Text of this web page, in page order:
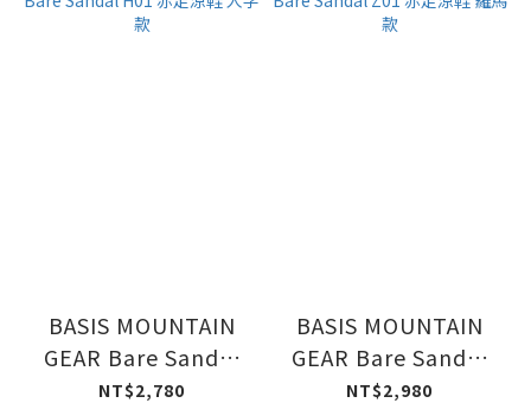
BASIS MOUNTAIN
GEAR Bare Sandal
H01 赤足涼鞋 人字款
NT$2,780
BASIS MOUNTAIN
GEAR Bare Sandal
Z01 赤足涼鞋 羅馬款
NT$2,980